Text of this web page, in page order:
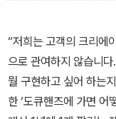
“저희는 고객의 크리에
으로 관여하지 않습니
뭘 구현하고 싶어 하는
한 ‘도큐핸즈에 가면 어